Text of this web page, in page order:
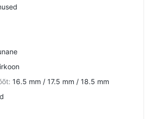
: 16.5 mm / 17.5 mm / 18.5 mm